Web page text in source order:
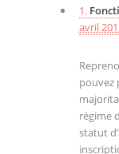
1.
avril
pouvez
régime
statut